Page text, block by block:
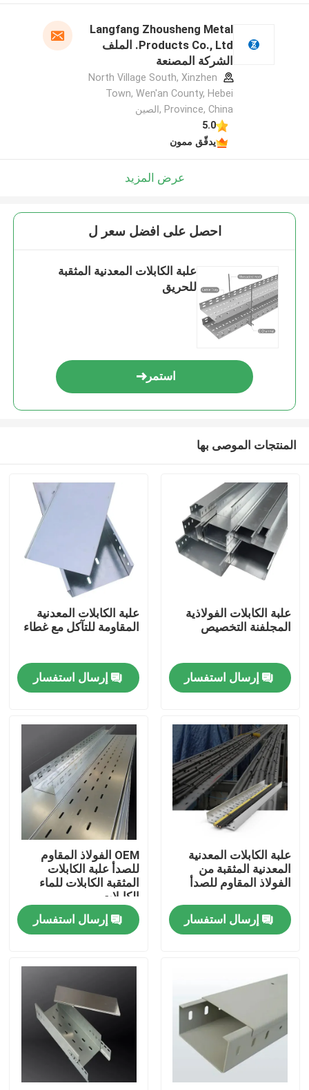
منزل
المنتجات
أشرطة فيديو
حول بنا
جولة في المعمل
ضبط الجودة
تركيبات الأنابيب المعدنية
قناة معدنية EMT
تبختر قناة المشبك
Langfang Zhousheng Metal
Products Co., Ltd. الملف
الشركة المصنعة
North Village South, Xinzhen
Town, Wen'an County, Hebei
Province, China ,الصين
5.0
يدقّق ممون
عرض المزيد
احصل على افضل سعر ل
علبة الكابلات المعدنية المثقبة
للحريق
استمر
المنتجات الموصى بها
علبة الكابلات الفولاذية
المجلفنة التخصيص
إرسال استفسار
علبة الكابلات المعدنية
المقاومة للتآكل مع غطاء
إرسال استفسار
علبة الكابلات المعدنية
المعدنية المثقبة من
الفولاذ المقاوم للصدأ
إرسال استفسار
OEM الفولاذ المقاوم
للصدأ علبة الكابلات
المثقبة الكابلات للماء
الكابلات
إرسال استفسار